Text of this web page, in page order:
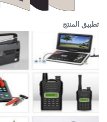
تطبيق المنتج